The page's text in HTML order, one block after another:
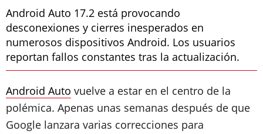
Android Auto 17.2 está provocando
desconexiones y cierres inesperados en
numerosos dispositivos Android. Los usuarios
reportan fallos constantes tras la actualización.
Android Auto vuelve a estar en el centro de la
polémica. Apenas unas semanas después de que
Google lanzara varias correcciones para